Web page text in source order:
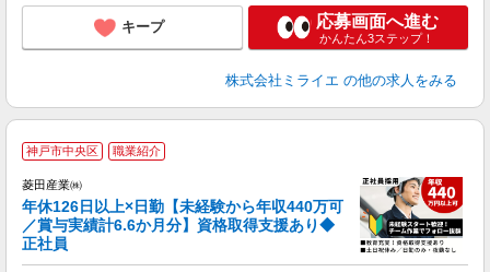
キープ 応募画面へ進む
かんたん3ステップ！
株式会社ミライエ の他の求人をみる
神戸市中央区 職業紹介
菱田産業㈱
年休126日以上×日勤【未経験から年収440万可
／賞与実績計6.6か月分】資格取得支援あり◆
正社員